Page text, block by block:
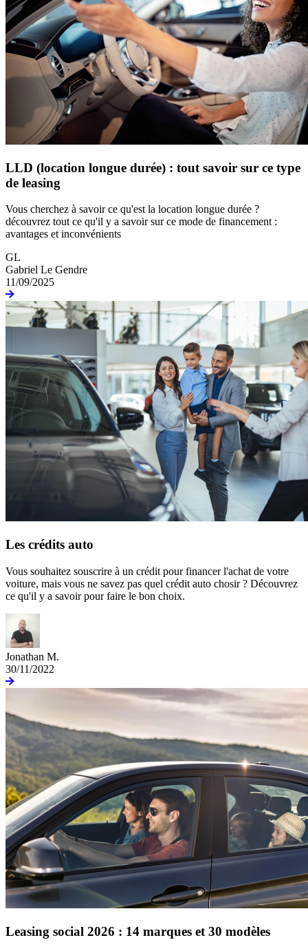
LLD (location longue durée) : tout savoir sur ce type
de leasing
Vous cherchez à savoir ce qu'est la location longue durée ?
découvrez tout ce qu'il y a savoir sur ce mode de financement :
avantages et inconvénients
GL
Gabriel Le Gendre
11/09/2025
Les crédits auto
Vous souhaitez souscrire à un crédit pour financer l'achat de votre
voiture, mais vous ne savez pas quel crédit auto chosir ? Découvrez
ce qu'il y a savoir pour faire le bon choix.
Jonathan M.
30/11/2022
Leasing social 2026 : 14 marques et 30 modèles